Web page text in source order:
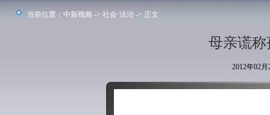
当前位置： 中新视频 -> 社会·法治 -> 正文
母亲谎
2012年02